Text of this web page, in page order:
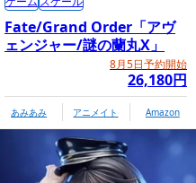
Fate/Grand Order「アヴ
ェンジャー/謎の蘭丸X」
8月5日予約開始
26,180円
あみあみ アニメイト Amazon